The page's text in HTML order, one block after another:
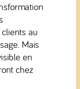
au
Mais
en
chez